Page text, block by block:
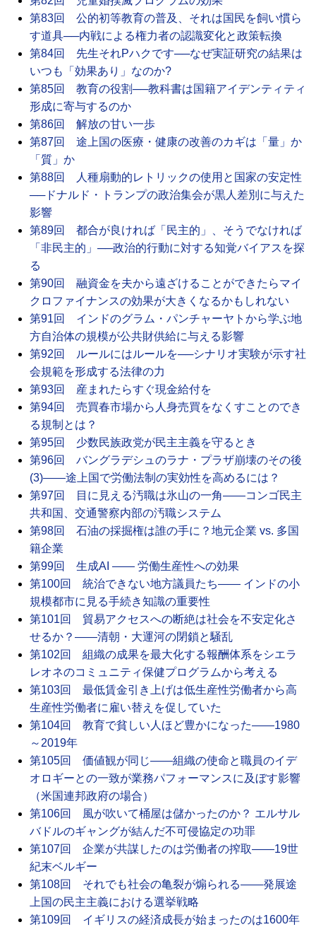
第83回 公的初等教育の普及、それは国民を飼い慣ら
す道具──内戦による権力者の認識変化と政策転換
第84回 先生それPハクです──なぜ実証研究の結果は
いつも「効果あり」なのか?
第85回 教育の役割──教科書は国籍アイデンティティ
形成に寄与するのか
第86回 解放の甘い一歩
第87回 途上国の医療・健康の改善のカギは「量」か
「質」か
第88回 人種扇動的レトリックの使用と国家の安定性
──ドナルド・トランプの政治集会が黒人差別に与えた
影響
第89回 都合が良ければ「民主的」、そうでなければ
「非民主的」──政治的行動に対する知覚バイアスを探
る
第90回 融資金を夫から遠ざけることができたらマイ
クロファイナンスの効果が大きくなるかもしれない
第91回 インドのグラム・パンチャーヤトから学ぶ地
方自治体の規模が公共財供給に与える影響
第92回 ルールにはルールを──シナリオ実験が示す社
会規範を形成する法律の力
第93回 産まれたらすぐ現金給付を
第94回 売買春市場から人身売買をなくすことのでき
る規制とは？
第95回 少数民族政党が民主主義を守るとき
第96回 バングラデシュのラナ・プラザ崩壊のその後
(3)――途上国で労働法制の実効性を高めるには？
第97回 目に見える汚職は氷山の一角――コンゴ民主
共和国、交通警察内部の汚職システム
第98回 石油の採掘権は誰の手に？地元企業 vs. 多国
籍企業
第99回 生成AI ―― 労働生産性への効果
第100回 統治できない地方議員たち―― インドの小
規模都市に見る手続き知識の重要性
第101回 貿易アクセスへの断絶は社会を不安定化さ
せるか？――清朝・大運河の閉鎖と騒乱
第102回 組織の成果を最大化する報酬体系をシエラ
レオネのコミュニティ保健プログラムから考える
第103回 最低賃金引き上げは低生産性労働者から高
生産性労働者に雇い替えを促していた
第104回 教育で貧しい人ほど豊かになった――1980
～2019年
第105回 価値観が同じ――組織の使命と職員のイデ
オロギーとの一致が業務パフォーマンスに及ぼす影響
（米国連邦政府の場合）
第106回 風が吹いて桶屋は儲かったのか？ エルサル
バドルのギャングが結んだ不可侵協定の功罪
第107回 企業が共謀したのは労働者の搾取――19世
紀末ベルギー
第108回 それでも社会の亀裂が煽られる――発展途
上国の民主主義における選挙戦略
第109回 イギリスの経済成長が始まったのは1600年